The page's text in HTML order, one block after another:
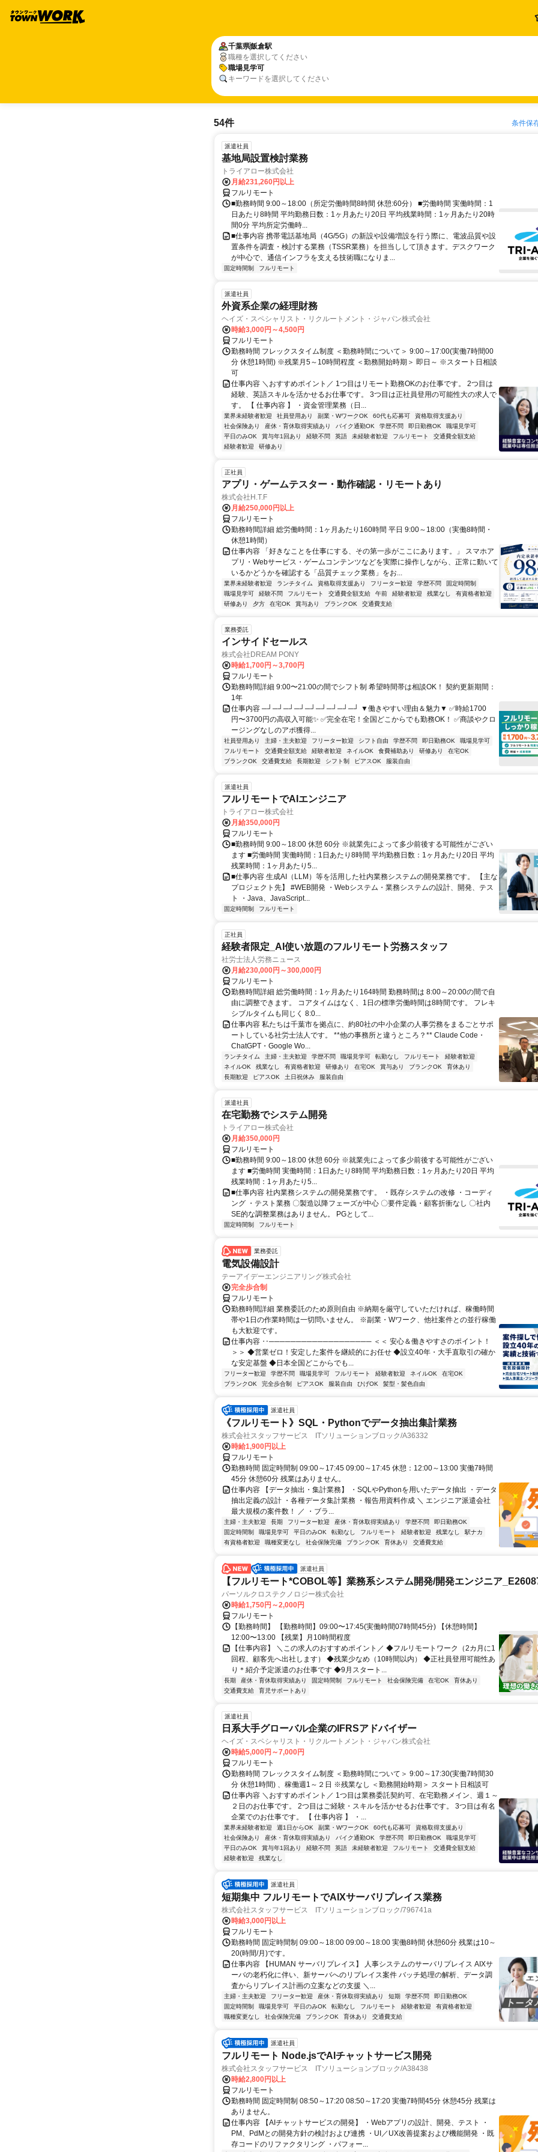
千葉県飯倉駅
職種を選択してください
職場見学可
キーワードを選択してください
54件 条件保
派遣社員
基地局設置検討業務
トライアロー株式会社
月給231,260円以上
フルリモート
■勤務時間 9:00～18:00（所定労働時間8時間 休憩:60分） ■労働時間 実働時間：1
日あたり8時間 平均勤務日数：1ヶ月あたり20日 平均残業時間：1ヶ月あたり20時
間0分 平均所定労働時...
■仕事内容 携帯電話基地局（4G/5G）の新設や設備増設を行う際に、電波品質や設
置条件を調査・検討する業務（TSSR業務）を担当しして頂きます。デスクワーク
が中心で、通信インフラを支える技術職になりま...
固定時間制 フルリモート
派遣社員
外資系企業の経理財務
ヘイズ・スペシャリスト・リクルートメント・ジャパン株式会社
時給3,000円～4,500円
フルリモート
勤務時間 フレックスタイム制度 ＜勤務時間について＞ 9:00～17:00(実働7時間00
分 休憩1時間) ※残業月5～10時間程度 ＜勤務開始時期＞ 即日～ ※スタート日相談
可
仕事内容 ＼おすすめポイント／ 1つ目はリモート勤務OKのお仕事です。 2つ目は
経験、英語スキルを活かせるお仕事です。 3つ目は正社員登用の可能性大の求人で
す。 【 仕事内容 】 ・資金管理業務（日...
業界未経験者歓迎 社員登用あり 副業・WワークOK 60代も応募可
資格取得支援あり
社会保険あり
産休・育休取得実績あり バイク通勤OK 学歴不問 即日勤務OK
職場見学可
平日のみOK
賞与年1回あり 経験不問 英語 未経験者歓迎 フルリモート
交通費全額支給
経験者歓迎
研修あり
正社員
アプリ・ゲームテスター・動作確認・リモートあり
株式会社H.T.F
月給250,000円以上
フルリモート
勤務時間詳細 総労働時間：1ヶ月あたり160時間 平日 9:00～18:00（実働8時間・
休憩1時間）
仕事内容 「好きなことを仕事にする、その第一歩がここにあります。」 スマホア
プリ・Webサービス・ゲームコンテンツなどを実際に操作しながら、正常に動いて
いるかどうかを確認する「品質チェック業務」をお...
業界未経験者歓迎 ランチタイム 資格取得支援あり フリーター歓迎 学歴不問
固定時間制
職場見学可
経験不問 フルリモート 交通費全額支給 午前 経験者歓迎 残業なし
有資格者歓迎
研修あり
夕方 在宅OK 賞与あり ブランクOK 交通費支給
業務委託
インサイドセールス
株式会社DREAM PONY
時給1,700円～3,700円
フルリモート
勤務時間詳細 9:00〜21:00の間でシフト制 希望時間帯は相談OK！ 契約更新期間：
1年
仕事内容 ─┘─┘─┘─┘─┘─┘─┘─┘─┘ ▼働きやすい理由＆魅力▼ ✅時給1700
円〜3700円の高収入可能✨ ✅完全在宅！全国どこからでも勤務OK！ ✅商談やクロ
ージングなしのアポ獲得...
社員登用あり 主婦・主夫歓迎 フリーター歓迎 シフト自由 学歴不問 即日勤務OK
職場見学可
フルリモート
交通費全額支給 経験者歓迎 ネイルOK 食費補助あり 研修あり
在宅OK
ブランクOK
交通費支給 長期歓迎 シフト制 ピアスOK 服装自由
派遣社員
フルリモートでAIエンジニア
トライアロー株式会社
月給350,000円
フルリモート
■勤務時間 9:00～18:00 休憩 60分 ※就業先によって多少前後する可能性がござい
ます ■労働時間 実働時間：1日あたり8時間 平均勤務日数：1ヶ月あたり20日 平均
残業時間：1ヶ月あたり5...
■仕事内容 生成AI（LLM）等を活用した社内業務システムの開発業務です。 【主な
プロジェクト先】 #WEB開発 ・Webシステム・業務システムの設計、開発、テス
ト ・Java、JavaScript...
固定時間制 フルリモート
正社員
経験者限定_AI使い放題のフルリモート労務スタッフ
社労士法人労務ニュース
月給230,000円～300,000円
フルリモート
勤務時間詳細 総労働時間：1ヶ月あたり164時間 勤務時間は 8:00～20:00の間で自
由に調整できます。 コアタイムはなく、1日の標準労働時間は8時間です。 フレキ
シブルタイムも同じく 8:0...
仕事内容 私たちは千葉市を拠点に、約80社の中小企業の人事労務をまるごとサポ
ートしている社労士法人です。 **他の事務所と違うところ？** Claude Code・
ChatGPT・Google Wo...
ランチタイム 主婦・主夫歓迎 学歴不問 職場見学可 転勤なし フルリモート
経験者歓迎
ネイルOK
残業なし 有資格者歓迎 研修あり 在宅OK 賞与あり ブランクOK
育休あり
長期歓迎
ピアスOK 土日祝休み 服装自由
派遣社員
在宅勤務でシステム開発
トライアロー株式会社
月給350,000円
フルリモート
■勤務時間 9:00～18:00 休憩 60分 ※就業先によって多少前後する可能性がござい
ます ■労働時間 実働時間：1日あたり8時間 平均勤務日数：1ヶ月あたり20日 平均
残業時間：1ヶ月あたり5...
■仕事内容 社内業務システムの開発業務です。 ・既存システムの改修 ・コーディ
ング ・テスト業務 〇製造以降フェーズが中心 〇要件定義・顧客折衝なし 〇社内
SE的な調整業務はありません。 PGとして...
固定時間制 フルリモート
業務委託
電気設備設計
テーアイデーエンジニアリング株式会社
完全歩合制
フルリモート
勤務時間詳細 業務委託のため原則自由 ※納期を厳守していただければ、稼働時間
帯や1日の作業時間は一切問いません。 ※副業・Wワーク、他社案件との並行稼働
も大歓迎です。
仕事内容 ‥─────────────────── ＜＜ 安心＆働きやすさのポイント！
＞＞ ◆営業ゼロ！安定した案件を継続的にお任せ ◆設立40年・大手直取引の確か
な安定基盤 ◆日本全国どこからでも...
フリーター歓迎 学歴不問 職場見学可 フルリモート 経験者歓迎 ネイルOK
在宅OK
ブランクOK
完全歩合制 ピアスOK 服装自由 ひげOK 髪型・髪色自由
派遣社員
《フルリモート》SQL・Pythonでデータ抽出集計業務
株式会社スタッフサービス ITソリューションブロック/A36332
時給1,900円以上
フルリモート
勤務時間 固定時間制 09:00～17:45 09:00～17:45 休憩：12:00～13:00 実働7時間
45分 休憩60分 残業はありません。
仕事内容 【データ抽出・集計業務】 ・SQLやPythonを用いたデータ抽出 ・データ
抽出定義の設計 ・各種データ集計業務 ・報告用資料作成 ＼ エンジニア派遣会社
最大規模の案件数！ ／ ・ブラ...
主婦・主夫歓迎 長期 フリーター歓迎 産休・育休取得実績あり 学歴不問
即日勤務OK
固定時間制
職場見学可 平日のみOK 転勤なし フルリモート 経験者歓迎 残業なし
駅ナカ
有資格者歓迎
職種変更なし 社会保険完備 ブランクOK 育休あり 交通費支給
派遣社員
【フルリモート*COBOL等】業務系システム開発/開発エンジニア
パーソルクロステクノロジー株式会社
時給1,750円～2,000円
フルリモート
【勤務時間】 【勤務時間】09:00〜17:45(実働時間07時間45分) 【休憩時間】
12:00〜13:00 【残業】月10時間程度
【仕事内容】 ＼この求人のおすすめポイント／ ◆フルリモートワーク（2カ月に1
回程、顧客先へ出社します） ◆残業少なめ（10時間以内） ◆正社員登用可能性あ
り＊紹介予定派遣のお仕事です ◆9月スタート...
長期 産休・育休取得実績あり 固定時間制 フルリモート 社会保険完備 在宅OK
育休あり
交通費支給
育児サポートあり
派遣社員
日系大手グローバル企業のIFRSアドバイザー
ヘイズ・スペシャリスト・リクルートメント・ジャパン株式会社
時給5,000円～7,000円
フルリモート
勤務時間 フレックスタイム制度 ＜勤務時間について＞ 9:00～17:30(実働7時間30
分 休憩1時間) 、稼働週1～２日 ※残業なし ＜勤務開始時期＞ スタート日相談可
仕事内容 ＼おすすめポイント／ 1つ目は業務委託契約可、在宅勤務メイン、週１～
２日のお仕事です。 2つ目はご経験・スキルを活かせるお仕事です。 3つ目は有名
企業でのお仕事です。 【 仕事内容 】 ・...
業界未経験者歓迎 週1日からOK 副業・WワークOK 60代も応募可
資格取得支援あり
社会保険あり
産休・育休取得実績あり バイク通勤OK 学歴不問 即日勤務OK
職場見学可
平日のみOK
賞与年1回あり 経験不問 英語 未経験者歓迎 フルリモート
交通費全額支給
経験者歓迎
残業なし
派遣社員
短期集中 フルリモートでAIXサーバリプレイス業務
株式会社スタッフサービス ITソリューションブロック/796741a
時給3,000円以上
フルリモート
勤務時間 固定時間制 09:00～18:00 09:00～18:00 実働8時間 休憩60分 残業は10～
20(時間/月)です。
仕事内容 【HUMAN サーバリプレイス】 人事システムのサーバリプレイス AIXサ
ーバの老朽化に伴い、新サーバへのリプレイス案件 バッチ処理の解析、データ調
査からリプレイス計画の立案などの支援 ＼...
主婦・主夫歓迎 フリーター歓迎 産休・育休取得実績あり 短期 学歴不問
即日勤務OK
固定時間制
職場見学可 平日のみOK 転勤なし フルリモート 経験者歓迎
有資格者歓迎
職種変更なし
社会保険完備 ブランクOK 育休あり 交通費支給
派遣社員
フルリモート Node.jsでAIチャットサービス開発
株式会社スタッフサービス ITソリューションブロック/A38438
時給2,800円以上
フルリモート
勤務時間 固定時間制 08:50～17:20 08:50～17:20 実働7時間45分 休憩45分 残業は
ありません。
仕事内容 【AIチャットサービスの開発】 ・Webアプリの設計、開発、テスト ・
PM、PdMとの開発方針の検討および連携 ・UI／UX改善提案および機能開発 ・既
存コードのリファクタリング ・パフォー...